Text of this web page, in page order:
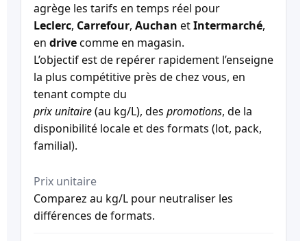
agrège les tarifs en temps réel pour
Leclerc, Carrefour, Auchan etIntermarché,
en drivecomme en magasin.
L’objectif est de repérer rapidement l’enseigne
la plus compétitive près de chez vous, en
tenant compte du
prix unitaire(au kg/L), des promotions, de la
disponibilité locale et des formats (lot, pack,
familial).
Prix unitaire
Comparez au kg/L pour neutraliser les
différences de formats.